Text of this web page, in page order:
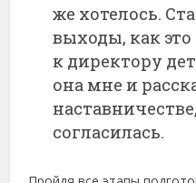
же хотелось.
выходы, как это
к директору
она мне и
согласилась.